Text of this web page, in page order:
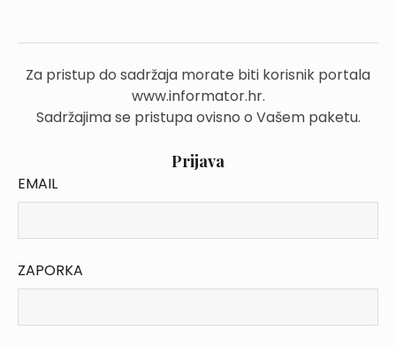
Za pristup do sadržaja morate biti korisnik portala
www.informator.hr.
Sadržajima se pristupa ovisno o Vašem paketu.
Prijava
EMAIL
ZAPORKA